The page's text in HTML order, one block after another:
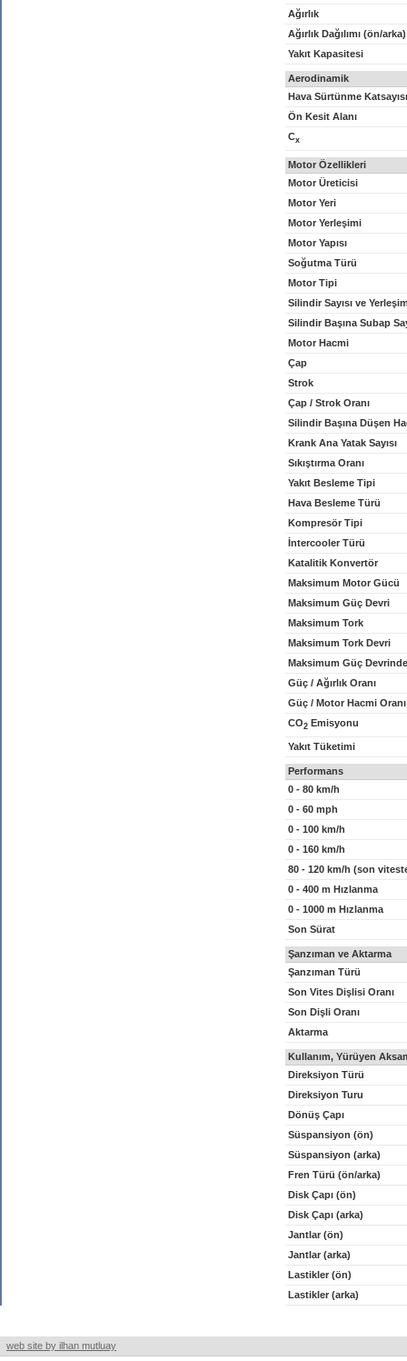
Ağırlık
Ağırlık Dağılımı (ön/arka)
Yakıt Kapasitesi
Aerodinamik
Hava Sürtünme Katsayısı
Ön Kesit Alanı
Cx
Motor Özellikleri
Motor Üreticisi
Motor Yeri
Motor Yerleşimi
Motor Yapısı
Soğutma Türü
Motor Tipi
Silindir Sayısı ve
Silindir Başına Subap
Motor Hacmi
Çap
Strok
Çap / Strok Oranı
Silindir Başına Düşen
Krank Ana Yatak Sayısı
Sıkıştırma Oranı
Yakıt Besleme Tipi
Hava Besleme Türü
Kompresör Tipi
İntercooler Türü
Katalitik Konvertör
Maksimum Motor Gücü
Maksimum Güç Devri
Maksimum Tork
Maksimum Tork Devri
Maksimum Güç
Güç / Ağırlık Oranı
Güç / Motor Hacmi Oranı
CO2 Emisyonu
Yakıt Tüketimi
Performans
0 - 80 km/h
0 - 60 mph
0 - 100 km/h
0 - 160 km/h
80 - 120 km/h (son
0 - 400 m Hızlanma
0 - 1000 m Hızlanma
Son Sürat
Şanzıman ve Aktarma
Şanzıman Türü
Son Vites Dişlisi Oranı
Son Dişli Oranı
Aktarma
Kullanım, Yürüyen
Direksiyon Türü
Direksiyon Turu
Dönüş Çapı
Süspansiyon (ön)
Süspansiyon (arka)
Fren Türü (ön/arka)
Disk Çapı (ön)
Disk Çapı (arka)
Jantlar (ön)
Jantlar (arka)
Lastikler (ön)
Lastikler (arka)
web site by ilhan mutluay